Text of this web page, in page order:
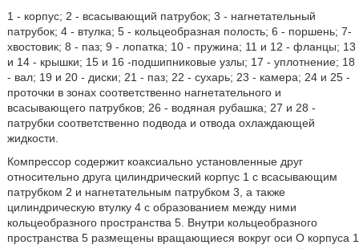
1 - корпус; 2 - всасывающий патрубок; 3 - нагнетательный
патрубок; 4 - втулка; 5 - кольцеобразная полость; 6 - поршень; 7-
хвостовик; 8 - паз; 9 - лопатка; 10 - пружина; 11 и 12 - фланцы; 13
и 14 - крышки; 15 и 16 -подшипниковые узлы; 17 - уплотнение; 18
- вал; 19 и 20 - диски; 21 - паз; 22 - сухарь; 23 - камера; 24 и 25 -
проточки в зонах соответственно нагнетательного и
всасывающего патрубков; 26 - водяная рубашка; 27 и 28 -
патрубки соответственно подвода и отвода охлаждающей
жидкости.
Компрессор содержит коаксиально установленные друг
относительно друга цилиндрический корпус 1 с всасывающим
патрубком 2 и нагнетательным патрубком 3, а также
цилиндрическую втулку 4 с образованием между ними
кольцеобразного пространства 5. Внутри кольцеобразного
пространства 5 размещены вращающиеся вокруг оси O корпуса 1